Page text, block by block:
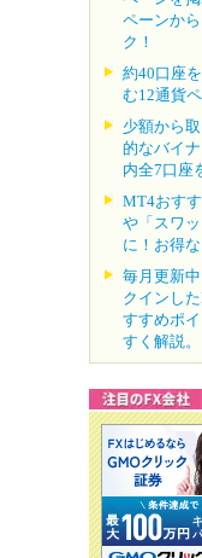
ペーンか
ク！
約40口座
む12通貨
少額から
的なバイ
内全7口座
MT4おす
や「スワ
に！お得
毎月更新
クインし
すすめポ
すく解説。